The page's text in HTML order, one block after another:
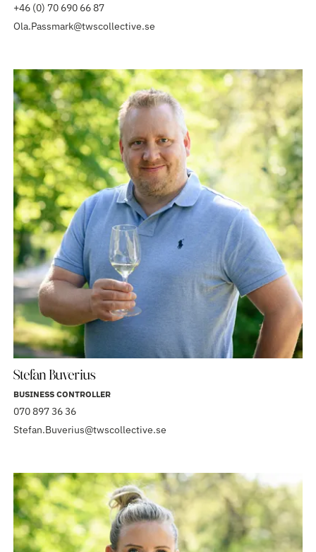
+46 (0) 70 690 66 87
Ola.Passmark@twscollective.se
Stefan Buverius
BUSINESS CONTROLLER
070 897 36 36
Stefan.Buverius@twscollective.se